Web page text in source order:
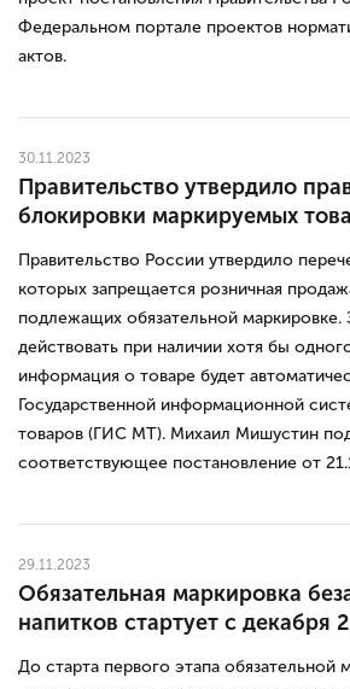
Федеральном портале проектов
актов.
30.11.2023
Правительство утвердило
блокировки маркируемых
Правительство России утвердило
которых запрещается розничная
подлежащих обязательной маркировке.
действовать при наличии хотя бы
информация о товаре будет
Государственной информационной
товаров (ГИС МТ). Михаил Мишустин
соответствующее постановление от
29.11.2023
Обязательная маркировка
напитков стартует с декабря
До старта первого этапа обязательной